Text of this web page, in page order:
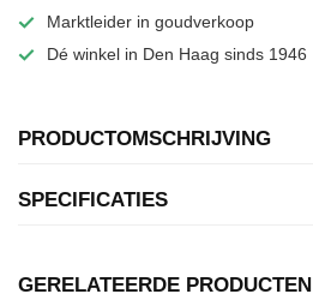
Marktleider in goudverkoop
Dé winkel in Den Haag sinds 1946
PRODUCTOMSCHRIJVING
SPECIFICATIES
GERELATEERDE PRODUCTEN